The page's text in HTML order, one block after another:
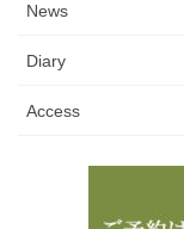
News
Diary
Access